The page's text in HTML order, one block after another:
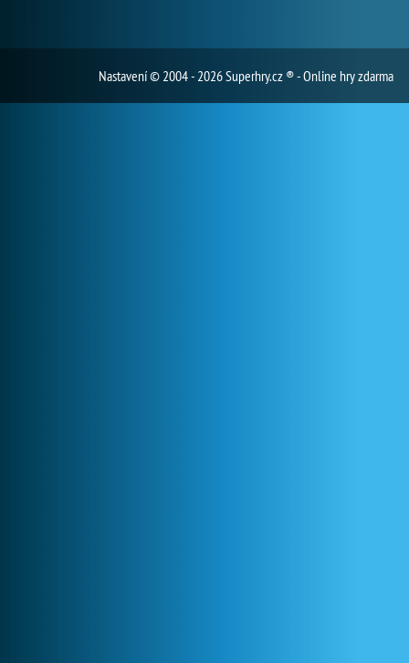
Nastavení© 2004 - 2026 Superhry.cz ® - Online hry zdarma